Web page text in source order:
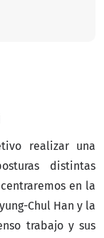
realizar una
distintas
en la
Chul Han y la
trabajo y sus